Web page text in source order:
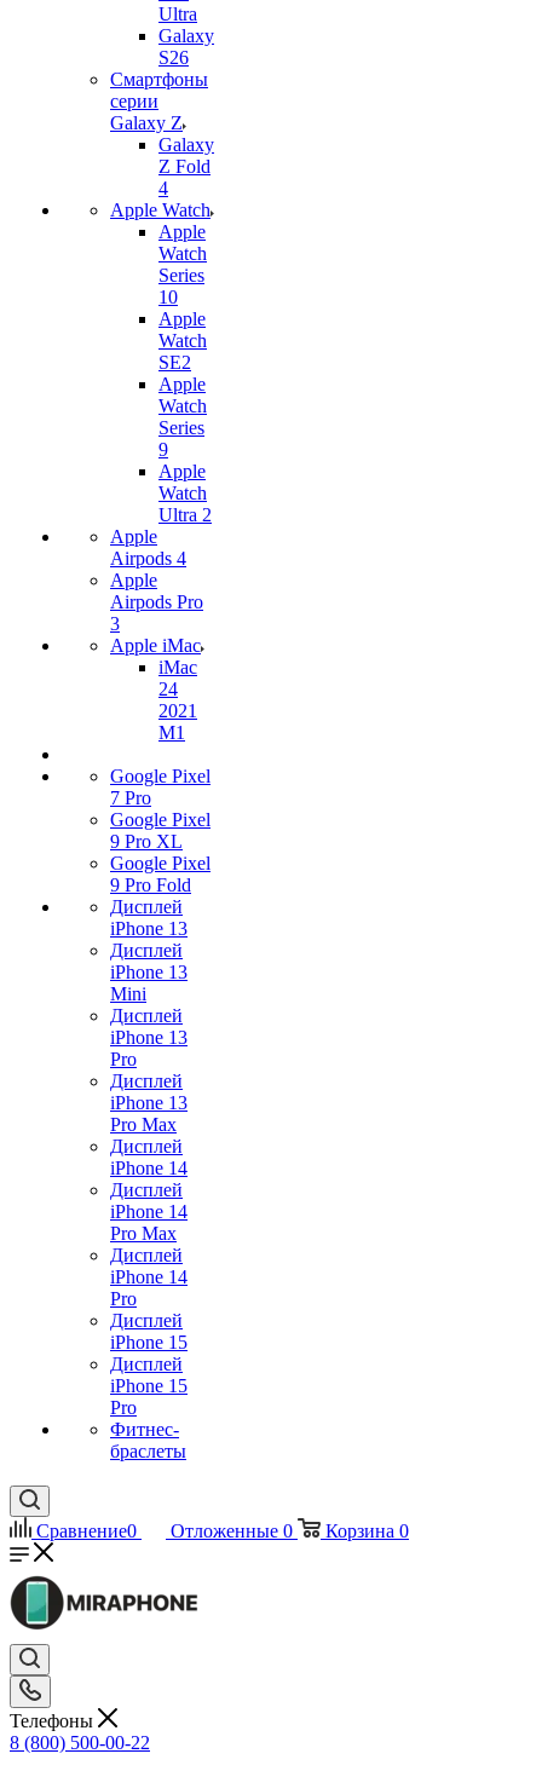
Ultra
Galaxy
S26
Смартфоны
серии
Galaxy Z
Galaxy
Z Fold
4
Apple Watch
Apple
Watch
Series
10
Apple
Watch
SE2
Apple
Watch
Series
9
Apple
Watch
Ultra 2
Apple
Airpods 4
Apple
Airpods Pro
3
Apple iMac
iMac
24
2021
M1
Google Pixel
7 Pro
Google Pixel
9 Pro XL
Google Pixel
9 Pro Fold
Дисплей
iPhone 13
Дисплей
iPhone 13
Mini
Дисплей
iPhone 13
Pro
Дисплей
iPhone 13
Pro Max
Дисплей
iPhone 14
Дисплей
iPhone 14
Pro Max
Дисплей
iPhone 14
Pro
Дисплей
iPhone 15
Дисплей
iPhone 15
Pro
Фитнес-
браслеты
Сравнение0 Отложенные 0 Корзина 0
Телефоны
8 (800) 500-00-22